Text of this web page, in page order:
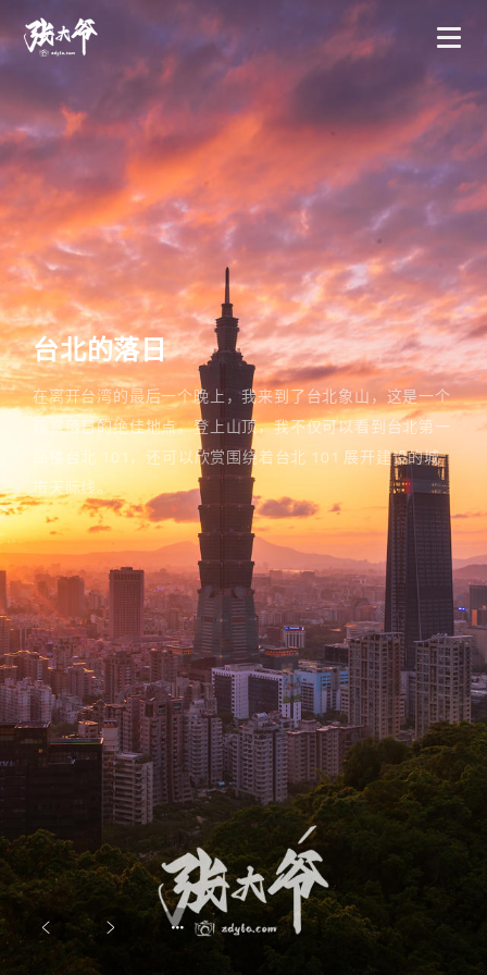
台北的落日
在离开台湾的最后一个晚上，我来到了台北象山，这是一个
观赏落日的绝佳地点。登上山顶，我不仅可以看到台北第一
高楼台北 101，还可以欣赏围绕着台北 101 展开建设的城
市天际线。